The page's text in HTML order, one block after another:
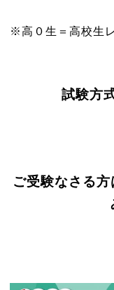
※高０生＝高校生
試験方
ご受験なさる